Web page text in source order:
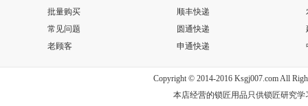
批量购买
常见问题
老顾客
顺丰快递
圆通快递
申通快递
Copyright © 2014-2016 Ksgj007.com All
本店经营的锁匠用品只供锁匠研究